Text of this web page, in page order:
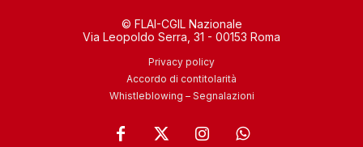
© FLAI-CGIL Nazionale
Via Leopoldo Serra, 31 - 00153 Roma
Privacy policy
Accordo di contitolarità
Whistleblowing – Segnalazioni